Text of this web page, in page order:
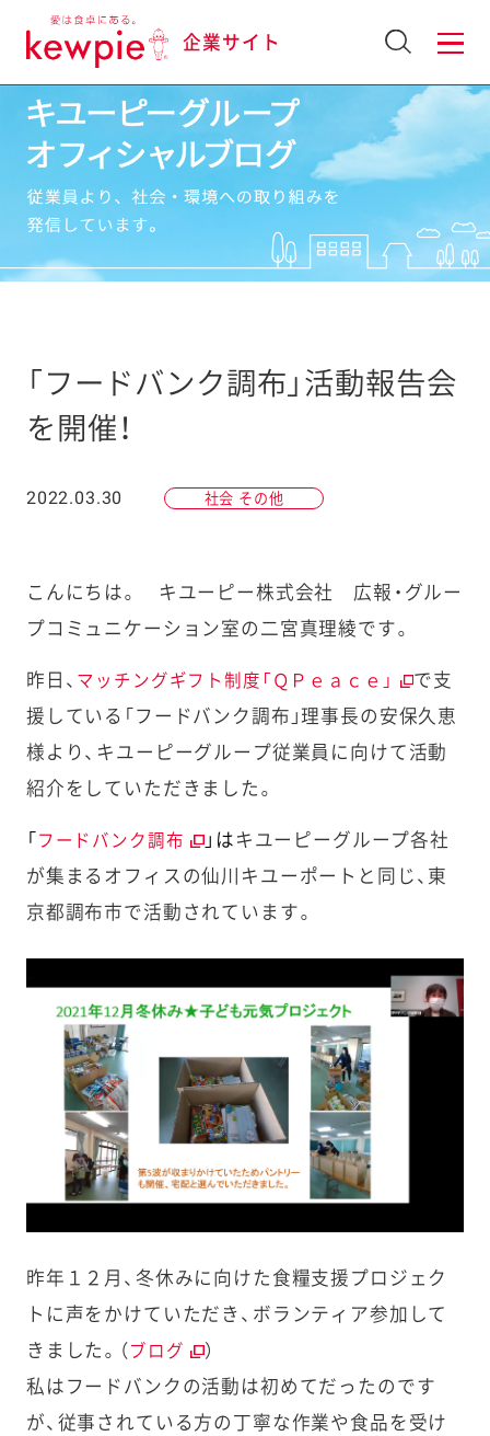
企業サイト
「フードバンク調布」活動報告会
を開催！
2022.03.30 社会 その他
こんにちは。 キユーピー株式会社 広報・グルー
プコミュニケーション室の二宮真理綾です。
昨日、 マッチングギフト制度「ＱＰｅａｃｅ」
で支
援している「フードバンク調布」理事長の安保久恵
様より、キユーピーグループ従業員に向けて活動
紹介をしていただきました。
「フードバンク調布 」は キユーピーグループ各社
が集まるオフィスの仙川キユーポートと同じ、東
京都調布市で活動されています。
昨年１２月、冬休みに向けた食糧支援プロジェク
トに声をかけていただき、ボランティア参加して
きました。（ ブログ
）
私はフードバンクの活動は初めてだったのです
が、従事されている方の丁寧な作業や食品を受け